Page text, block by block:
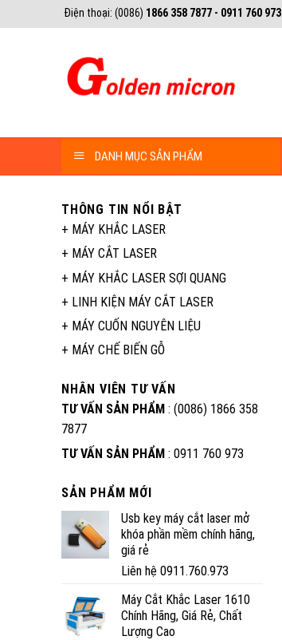
qua
Điện thoại: (0086) 1866 358 7877 - 0911 760 973
DANH MỤC SẢN PHẨM
THÔNG TIN NỔI BẬT
+ MÁY KHẮC LASER
+ MÁY CẮT LASER
+ MÁY KHẮC LASER SỢI QUANG
+ LINH KIỆN MÁY CẮT LASER
+ MÁY CUỐN NGUYÊN LIỆU
+ MÁY CHẾ BIẾN GỖ
NHÂN VIÊN TƯ VẤN
TƯ VẤN SẢN PHẨM : (0086) 1866 358
7877
TƯ VẤN SẢN PHẨM : 0911 760 973
SẢN PHẨM MỚI
Usb key máy cắt laser mở
khóa phần mềm chính hãng,
giá rẻ
Liên hệ 0911.760.973
Máy Cắt Khắc Laser 1610
Chính Hãng, Giá Rẻ, Chất
Lượng Cao